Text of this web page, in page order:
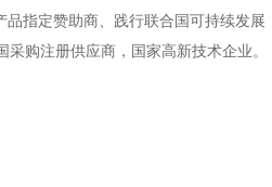
指定赞助商、践行联合国可持续发展
购注册供应商，国家高新技术企业。